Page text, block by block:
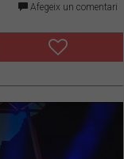
Afegeix un comentari